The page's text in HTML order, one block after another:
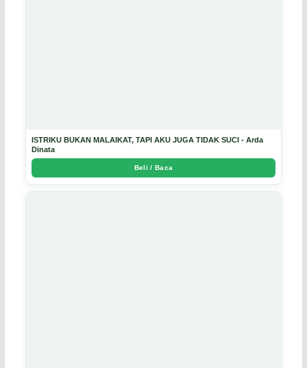
ISTRIKU BUKAN MALAIKAT, TAPI AKU JUGA TIDAK SUCI - Arda
Dinata
Beli / Baca